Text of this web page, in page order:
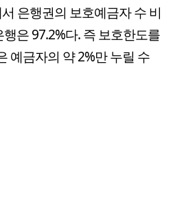
은행권의 보호예금자 수 비
은 97.2%다. 즉 보호한도를
예금자의 약 2%만 누릴 수